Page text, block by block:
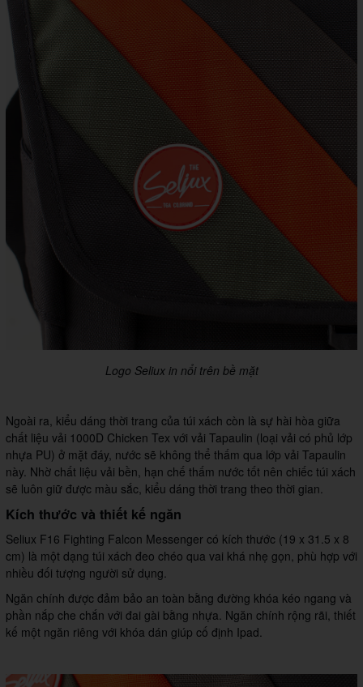
Logo Seliux in nổi trên bề mặt
Ngoài ra, kiểu dáng thời trang của túi xách còn là sự hài hòa giữa
chất liệu vải 1000D Chicken Tex với vải Tapaulin (loại vải có phủ lớp
nhựa PU) ở mặt đáy, nước sẽ không thể thấm qua lớp vải Tapaulin
này. Nhờ chất liệu vải bền, hạn chế thấm nước tốt nên chiếc túi xách
sẽ luôn giữ được màu sắc, kiểu dáng thời trang theo thời gian.
Kích thước và thiết kế ngăn
Seliux F16 Fighting Falcon Messenger có kích thước (19 x 31.5 x 8
cm) là một dạng túi xách đeo chéo qua vai khá nhẹ gọn, phù hợp với
nhiều đối tượng người sử dụng.
Ngăn chính được đảm bảo an toàn bằng đường khóa kéo ngang và
phần nắp che chắn với đai gài bằng nhựa. Ngăn chính rộng rãi, thiết
kế một ngăn riêng với khóa dán giúp cố định Ipad.